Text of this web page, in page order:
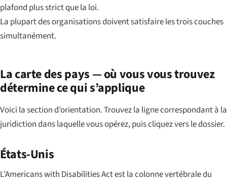
plafond plus strict que la loi.
La plupart des organisations doivent satisfaire les trois couches
simultanément.
La carte des pays — où vous vous trouvez
détermine ce qui s’applique
Voici la section d’orientation. Trouvez la ligne correspondant à la
juridiction dans laquelle vous opérez, puis cliquez vers le dossier.
États-Unis
L’Americans with Disabilities Act est la colonne vertébrale du